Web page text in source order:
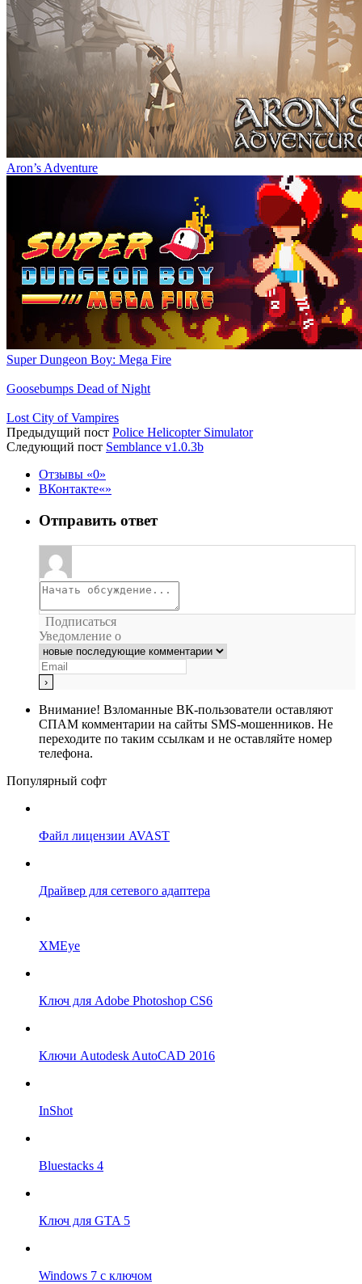
Aron’s Adventure
Super Dungeon Boy: Mega Fire
Goosebumps Dead of Night
Lost City of Vampires
Предыдущий пост Police Helicopter Simulator
Следующий пост Semblance v1.0.3b
Отзывы
0
ВКонтакте
Отправить ответ
Подписаться
Уведомление о
Внимание! Взломанные ВК-пользователи оставляют
СПАМ комментарии на сайты SMS-мошенников. Не
переходите по таким ссылкам и не оставляйте номер
телефона.
Популярный софт
Файл лицензии AVAST
Драйвер для сетевого адаптера
XMEye
Ключ для Adobe Photoshop CS6
Ключи Autodesk AutoCAD 2016
InShot
Bluestacks 4
Ключ для GTA 5
Windows 7 с ключом